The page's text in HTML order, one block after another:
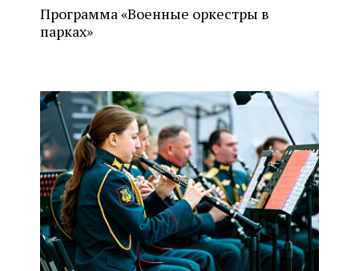
Программа «Военные оркестры в
парках»